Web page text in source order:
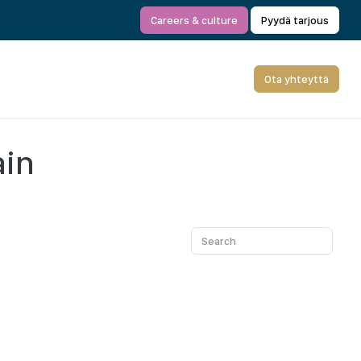
Careers & culture Pyydä tarjous
Ota yhteyttä